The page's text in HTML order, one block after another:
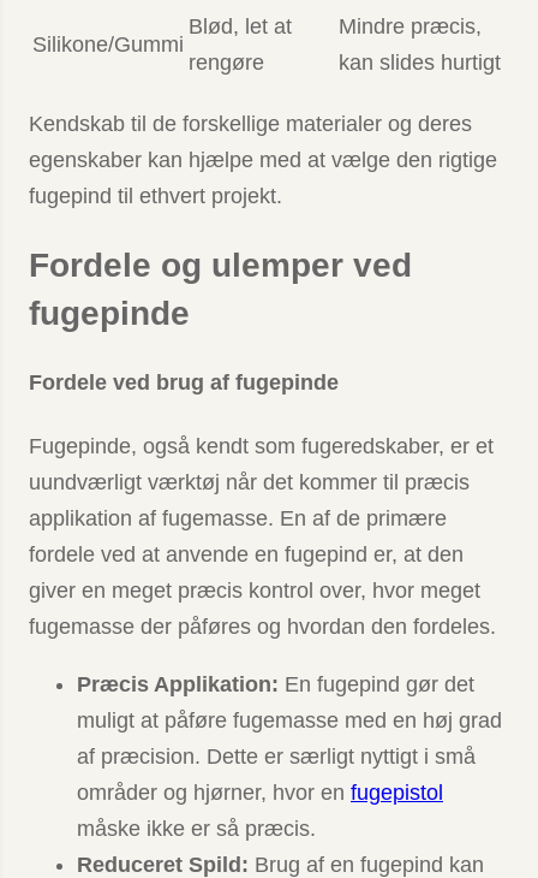
Silikone/Gummi
Blød, let at
rengøre
Mindre præcis,
kan slides hurtigt
Kendskab til de forskellige materialer og deres
egenskaber kan hjælpe med at vælge den rigtige
fugepind til ethvert projekt.
Fordele og ulemper ved
fugepinde
Fordele ved brug af fugepinde
Fugepinde, også kendt som fugeredskaber, er et
uundværligt værktøj når det kommer til præcis
applikation af fugemasse. En af de primære
fordele ved at anvende en fugepind er, at den
giver en meget præcis kontrol over, hvor meget
fugemasse der påføres og hvordan den fordeles.
Præcis Applikation: En fugepind gør det
muligt at påføre fugemasse med en høj grad
af præcision. Dette er særligt nyttigt i små
områder og hjørner, hvor en fugepistol
måske ikke er så præcis.
Reduceret Spild: Brug af en fugepind kan